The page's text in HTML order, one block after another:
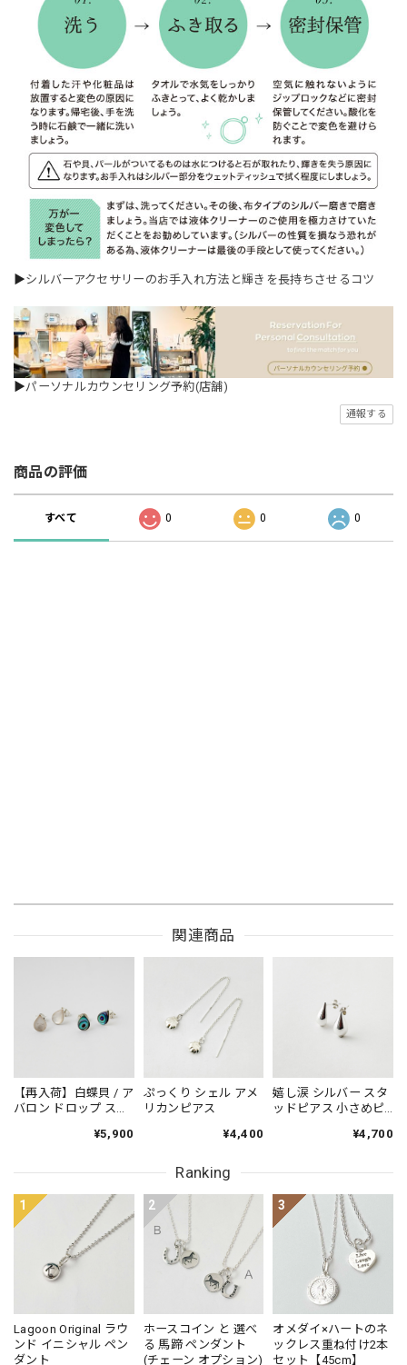
▶シルバーアクセサリーのお手入れ方法と輝きを長持ちさせるコツ
▶パーソナルカウンセリング予約(店舗)
通報する
商品の評価
すべて 0 0 0
関連商品
【再入荷】白蝶貝 / ア
バロン ドロップ スタ
アス プチピアス¥5,900
ぷっくり シェル アメ
リカンピアス
¥4,400
嬉し涙 シルバー スタ
ッドピアス 小さめピ
¥4,700
Ranking
1
Lagoon Original ラウ
ンド イニシャル ペン
ダント
2
ホースコイン と 選べ
る 馬蹄 ペンダント
(チェーン オプション)
3
オメダイ×ハートのネ
ックレス重ね付け2本
セット【45cm】